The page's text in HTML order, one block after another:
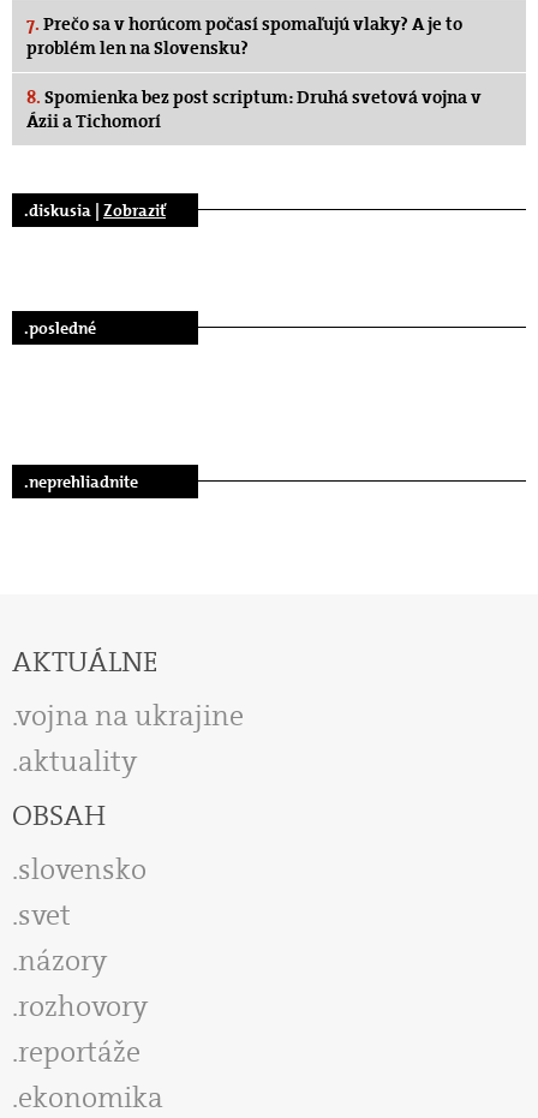
7. Prečo sa v horúcom počasí spomaľujú vlaky? A je to
problém len na Slovensku?
8. Spomienka bez post scriptum: Druhá svetová vojna v
Ázii a Tichomorí
.diskusia | Zobraziť
.posledné
.neprehliadnite
AKTUÁLNE
vojna na ukrajine
aktuality
OBSAH
slovensko
svet
názory
rozhovory
reportáže
ekonomika